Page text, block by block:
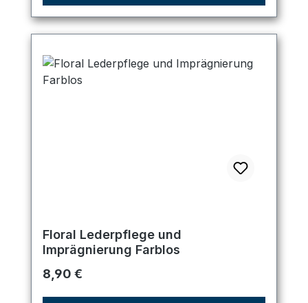
Floral Lederpflege und
Imprägnierung Farblos
Regulärer Preis:
8,90 €